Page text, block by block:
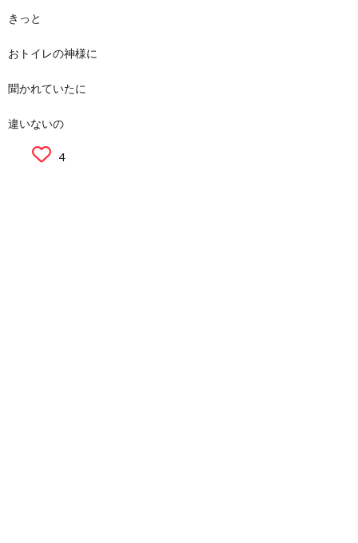
きっと
おトイレの神様に
聞かれていたに
違いないの
4